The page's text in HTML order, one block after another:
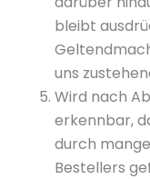
bleibt
uns
Wird nach
erkennbar,
durch
Bestellers